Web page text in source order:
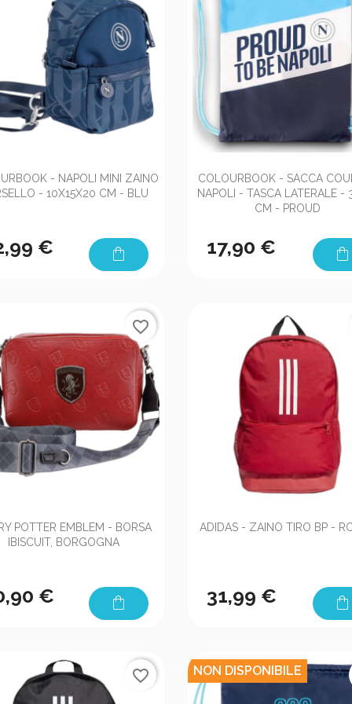
Anteprima
- NAPOLI MINI ZAINO
- 10X15X20 CM - BLU
€ shopping_bag
Anteprima
COLOURBOOK - SACCA
NAPOLI - TASCA LATERALE -
CM - PROUD
17,90 € shopping_bag
Anteprima
POTTER EMBLEM - BORSA
IBISCUIT, BORGOGNA
€ shopping_bag
favorite_border
Anteprima
ADIDAS - ZAINO TIRO BP -
31,99 € shopping_bag
favorite_border NON DISPONIBILE